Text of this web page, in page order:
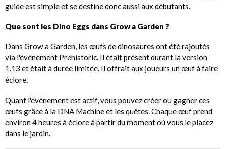
guide est simple et se destine donc aussi aux débutants.
Que sont les Dino Eggs dans Grow a Garden ?
Dans Grow a Garden, les œufs de dinosaures ont été rajoutés
via l'événement Prehistoric. Il était présent durant la version
1.13 et était à durée limitée. Il offrait aux joueurs un œuf à faire
éclore.
Quant l'événement est actif, vous pouvez créer ou gagner ces
œufs grâce à la DNA Machine et les quêtes. Chaque œuf prend
environ 4 heures à éclore à partir du moment où vous le placez
dans le jardin.